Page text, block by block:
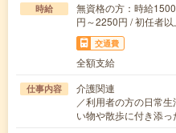
時給
無資格の方：時給
円～2250円 / 初任者
交通費
全額支給
仕事内容
介護関連
／利用者の方の日常
い物や散歩に付き添